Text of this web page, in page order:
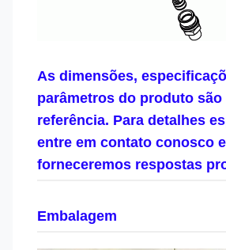
As dimensões,
parâmetros do produto são
referência. Para detalhes
entre em contato conosco e
forneceremos respostas
Embalagem